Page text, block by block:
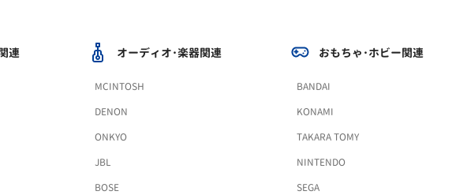
連 オーディオ･楽器関連
MCINTOSH
DENON
ONKYO
JBL
BOSE
おもちゃ･ホビー関連
BANDAI
KONAMI
TAKARA TOMY
NINTENDO
SEGA